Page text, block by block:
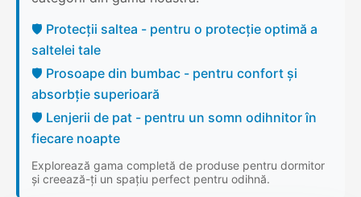
🛡️ Protecții saltea - pentru o protecție optimă a
saltelei tale
🛡️ Prosoape din bumbac - pentru confort și
absorbție superioară
🛡️ Lenjerii de pat - pentru un somn odihnitor în
fiecare noapte
Explorează gama completă de produse pentru dormitor
și creează-ți un spațiu perfect pentru odihnă.